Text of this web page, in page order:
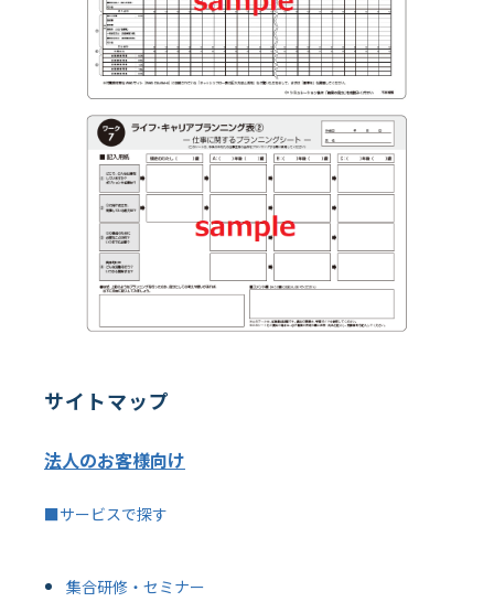
サイトマップ
法人のお客様向け
■サービスで探す
集合研修・セミナー